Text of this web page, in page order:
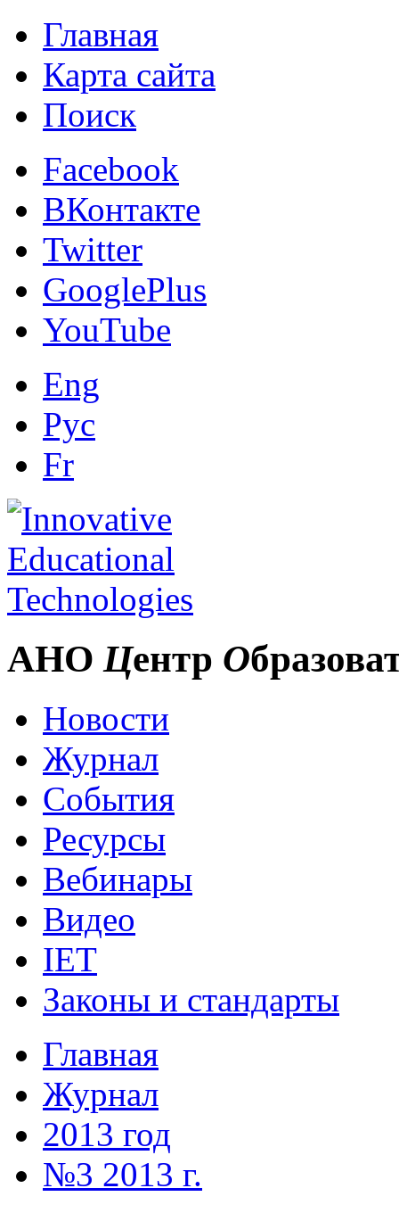
Главная
Карта сайта
Поиск
Facebook
ВКонтакте
Twitter
GooglePlus
YouTube
Eng
Рус
Fr
АНО Центр О
Новости
Журнал
События
Ресурсы
Вебинары
Видео
IET
Законы и стандарты
Главная
Журнал
2013 год
№3 2013 г.